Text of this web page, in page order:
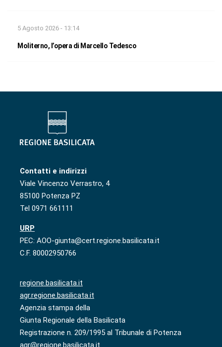
5 Agosto 2026 - 13:14
Moliterno, l’opera di Marcello Tedesco
Contatti e indirizzi
Viale Vincenzo Verrastro, 4
85100 Potenza PZ
Tel 0971 661111
URP
PEC: AOO-giunta@cert.regione.basilicata.it
C.F. 80002950766
regione.basilicata.it
agr.regione.basilicata.it
Agenzia stampa della
Giunta Regionale della Basilicata
Registrazione n. 209/1995 al Tribunale di Potenza
agr@regione.basilicata.it